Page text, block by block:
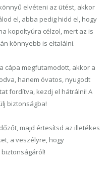
elvéteni az ütést, akkor
el, abba pedig hidd el, hogy
kopoltyúra célzol, mert az is
könnyebb is eltalálni.
cápa megfutamodott, akkor a
hanem óvatos, nyugodt
fordítva, kezdj el hátrálni! A
biztonságba!
majd értesítsd az illetékes
a veszélyre, hogy